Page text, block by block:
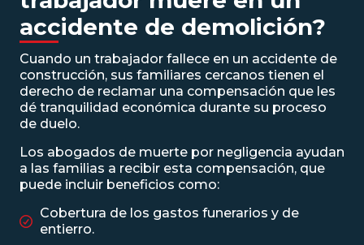
accidente de demolición?
Cuando un trabajador fallece en un accidente de
construcción, sus familiares cercanos tienen el
derecho de reclamar una compensación que les
dé tranquilidad económica durante su proceso
de duelo.
Los abogados de muerte por negligencia ayudan
a las familias a recibir esta compensación, que
puede incluir beneficios como:
Cobertura de los gastos funerarios y de
entierro.